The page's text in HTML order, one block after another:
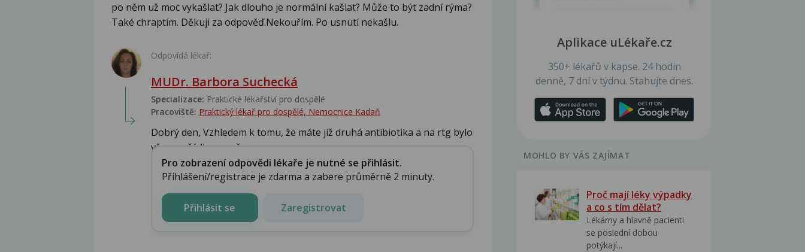
po něm už moc vykašlat? Jak dlouho je normální kašlat? Může to být zadní rýma?
Také chraptím. Děkuji za odpověď.Nekouřím. Po usnutí nekašlu.
Odpovídá lékař:
MUDr. Barbora Suchecká
Specializace: Praktické lékařství pro dospělé
Pracoviště: Praktický lékař pro dospělé, Nemocnice Kadaň
Dobrý den, Vzhledem k tomu, že máte již druhá antibiotika a na rtg bylo
vše v pořádku, nepř...
Pro zobrazení odpovědi lékaře je nutné se přihlásit.
Přihlášení/registrace je zdarma a zabere průměrně 2 minuty.
Přihlásit se Zaregistrovat
Aplikace uLékaře.cz
350+ lékařů v kapse. 24 hodin
denně, 7 dní v týdnu. Stahujte dnes.
MOHLO BY VÁS ZAJÍMAT
Proč mají léky výpadky
a co s tím dělat?
Lékárny a hlavně pacienti
se poslední dobou
potýkají...